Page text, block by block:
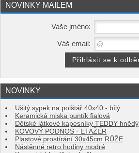
NOVINKY MAILEM
Vaše jméno:
Váš email:
NOVINKY
Ušitý sypek na polštář 40x40 - bílý
Keramická miska puntík fialová
Dětské látkové kapesníky TEDDY hnědý
KOVOVÝ PODNOS - ETAŽÉR
Plastové prostírání 30x45cm RŮŽE
Nástěnné retro hodiny modré